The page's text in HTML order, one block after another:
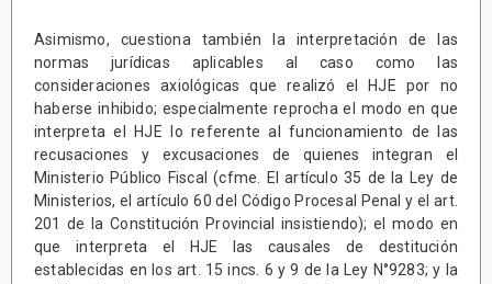
Asimismo, cuestiona también la interpretación de las
normas jurídicas aplicables al caso como las
consideraciones axiológicas que realizó el HJE por no
haberse inhibido; especialmente reprocha el modo en que
interpreta el HJE lo referente al funcionamiento de las
recusaciones y excusaciones de quienes integran el
Ministerio Público Fiscal (cfme. El artículo 35 de la Ley de
Ministerios, el artículo 60 del Código Procesal Penal y el art.
201 de la Constitución Provincial insistiendo); el modo en
que interpreta el HJE las causales de destitución
establecidas en los art. 15 incs. 6 y 9 de la Ley N°9283; y la